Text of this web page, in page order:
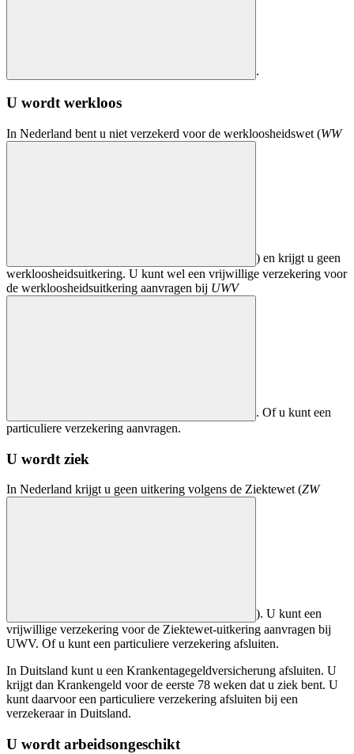
.
U wordt werkloos
In Nederland bent u niet verzekerd voor de werkloosheidswet (WW
) en krijgt u geen
werkloosheidsuitkering. U kunt wel een vrijwillige verzekering voor
de werkloosheidsuitkering aanvragen bij UWV
. Of u kunt een
particuliere verzekering aanvragen.
U wordt ziek
In Nederland krijgt u geen uitkering volgens de Ziektewet (ZW
). U kunt een
vrijwillige verzekering voor de Ziektewet-uitkering aanvragen bij
UWV. Of u kunt een particuliere verzekering afsluiten.
In Duitsland kunt u een Krankentagegeldversicherung afsluiten. U
krijgt dan Krankengeld voor de eerste 78 weken dat u ziek bent. U
kunt daarvoor een particuliere verzekering afsluiten bij een
verzekeraar in Duitsland.
U wordt arbeidsongeschikt